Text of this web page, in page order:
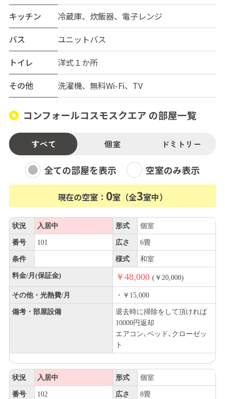
キッチン
冷蔵庫、炊飯器、電子レンジ
バス
ユニットバス
トイレ
洋式１か所
その他
洗濯機、無料Wi-Fi、TV
コンフォールコスモスクエア の部屋一覧
すべて 個室 ドミトリー
全ての部屋を表示 空室のみ表示
現在の空室： 0室（全3室中）
状況 入居中 形式 個室
番号 101 広さ 6畳
条件 様式 和室
料金/月(保証金) ￥48,000 (￥20,000)
その他・光熱費/月 ・￥15,000
備考・部屋設備
退去時に掃除をして頂ければ
10000円返却
エアコン､ベッド､クローゼッ
ト
状況 入居中 形式 個室
番号 102 広さ 8畳